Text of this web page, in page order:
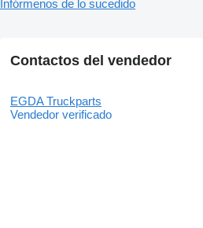
Infórmenos de lo sucedido
Contactos del vendedor
EGDA Truckparts
Vendedor verificado